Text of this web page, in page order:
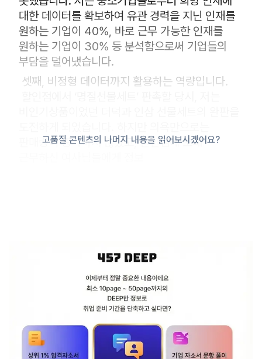
대한 데이터를 확보하여 유관 경력을 지닌 인재를
원하는 기업이 40%, 바로 근무 가능한 인재를
원하는 기업이 30% 등 분석함으로써 기업들의
부담을 덜어냈습니다.
셋째, 비정형 데이터까지 활용하는 역량입니다.
판매량이 증가하지 않았고, 할인점에 오래
고품질 콘텐츠의 나머지 내용을 읽어보시겠어요?